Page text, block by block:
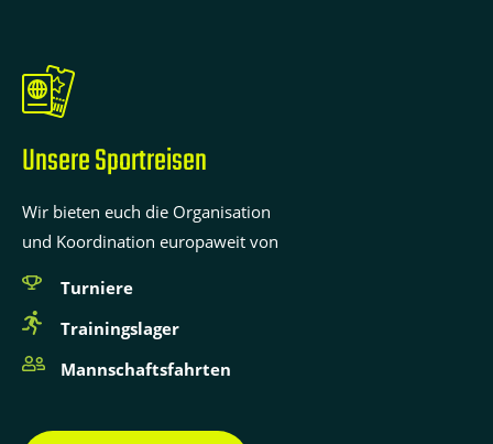
Unsere Sportreisen
Wir bieten euch die Organisation
und Koordination europaweit von
Turniere
Trainingslager
Mannschaftsfahrten